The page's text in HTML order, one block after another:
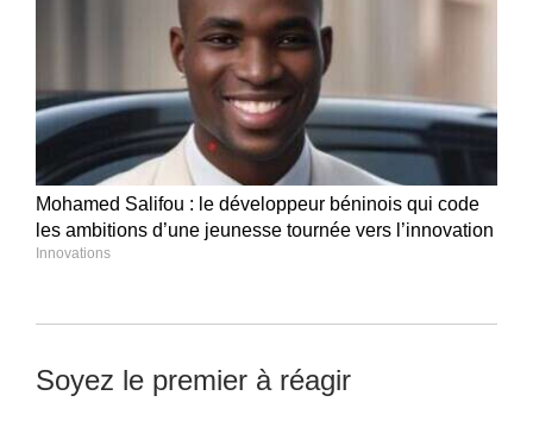
Mohamed Salifou : le développeur béninois qui code
les ambitions d’une jeunesse tournée vers l’innovation
Innovations
Soyez le premier à réagir